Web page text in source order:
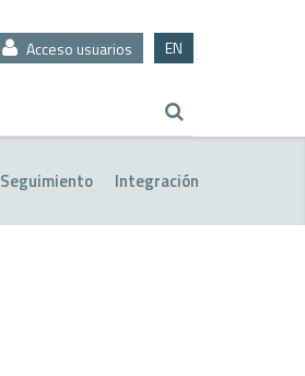
Acceso usuarios EN
Seguimiento Integración